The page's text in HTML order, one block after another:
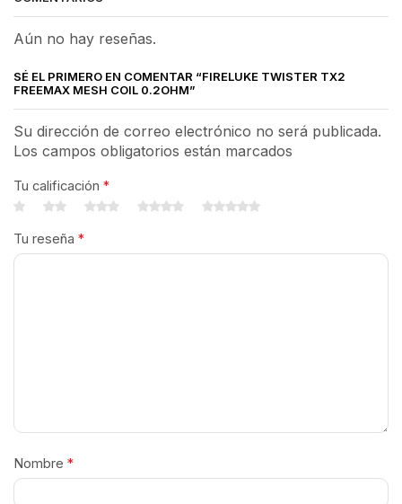
Aún no hay reseñas.
SÉ EL PRIMERO EN COMENTAR “FIRELUKE TWISTER TX2
FREEMAX MESH COIL 0.2OHM”
Su dirección de correo electrónico no será publicada.
Los campos obligatorios están marcados
Tu calificación *
Tu reseña *
Nombre *